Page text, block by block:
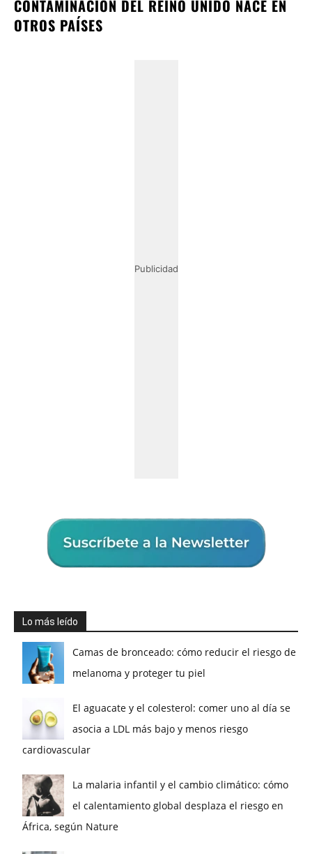
CONTAMINACIÓN DEL REINO UNIDO NACE EN
OTROS PAÍSES
Publicidad
Lo más leído
Camas de bronceado: cómo reducir el riesgo de
melanoma y proteger tu piel
El aguacate y el colesterol: comer uno al día se
asocia a LDL más bajo y menos riesgo
cardiovascular
La malaria infantil y el cambio climático: cómo
el calentamiento global desplaza el riesgo en
África, según Nature